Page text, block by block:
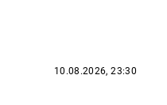
10.08.2026, 23:30